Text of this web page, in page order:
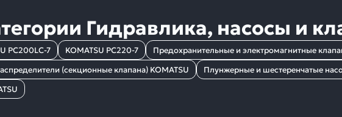
Гидравлика, насосы и
PC200LC-7 KOMATSU PC220-7
Предохранительные и электромагнитные
(секционные клапана) KOMATSU Плунжерные и шестеренчатые